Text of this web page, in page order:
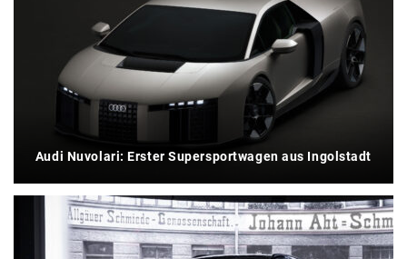
Audi Nuvolari: Erster Supersportwagen aus Ingolstadt